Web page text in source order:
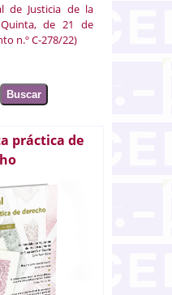
de Justicia de la
de 21 de
n.º C-278/22)
práctica de